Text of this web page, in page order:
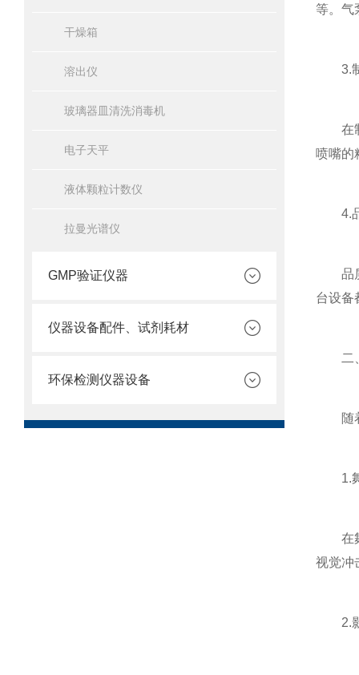
干燥箱
溶出仪
玻璃器皿清洗消毒机
电子天平
液体颗粒计数仪
拉曼光谱仪
GMP验证仪器
仪器设备配件、试剂耗材
环保检测仪器设备
等。气
3.制
在制
喷嘴的
4.品
品质
台设备
二、
随着
1.舞
在舞
视觉冲
2.影